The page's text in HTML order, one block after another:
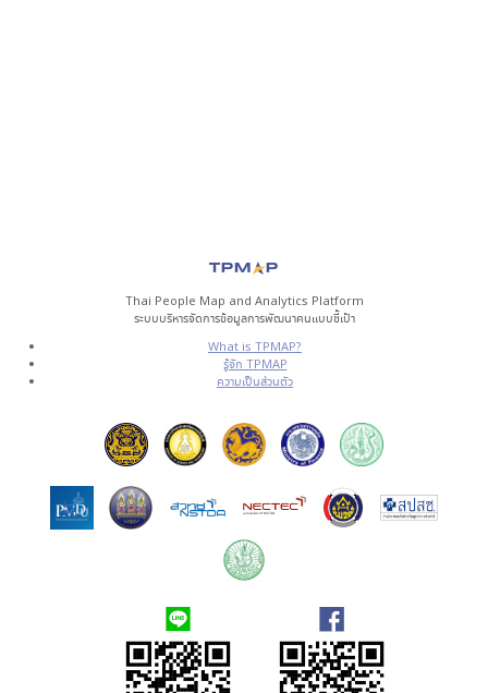
Thai People Map and Analytics Platform
ระบบบริหารจัดการข้อมูลการพัฒนาคนแบบชี้เป้า
What is TPMAP?
รู้จัก TPMAP
ความเป็นส่วนตัว